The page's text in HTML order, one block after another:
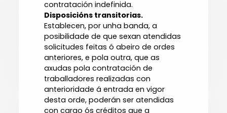
contratación indefinida.
Disposicións transitorias.
Establecen, por unha banda, a
posibilidade de que sexan atendidas
solicitudes feitas ó abeiro de ordes
anteriores, e pola outra, que as
axudas pola contratación de
traballadores realizadas con
anterioridade á entrada en vigor
desta orde, poderán ser atendidas
con cargo ós créditos que a